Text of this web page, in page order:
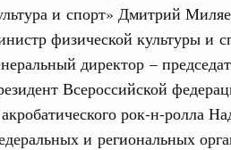
и спорт» Дмитрий
физической культуры и
директор –
Всероссийской
рок-н-ролла
и региональных
информационных технологий
дал поручения по
индустрия